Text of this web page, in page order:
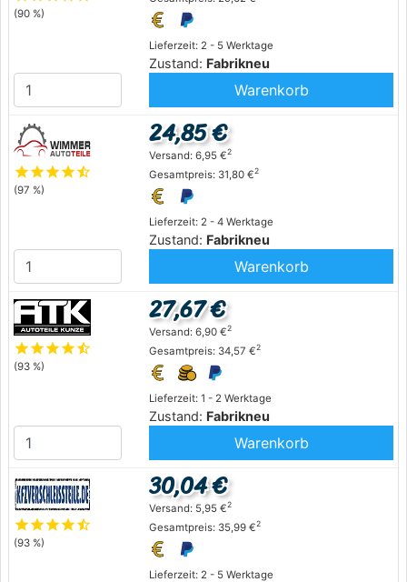
(90 %)
Lieferzeit: 2 - 5 Werktage
Zustand: Fabrikneu
Warenkorb
starstarstarstarstar_half
(97 %)
Lieferzeit: 2 - 4 Werktage
Zustand: Fabrikneu
24,85 €
Versand: 6,95 €2
Gesamtpreis: 31,80 €2
Warenkorb
starstarstarstarstar_half
(93 %)
Lieferzeit: 1 - 2 Werktage
Zustand: Fabrikneu
27,67 €
Versand: 6,90 €2
Gesamtpreis: 34,57 €2
Warenkorb
starstarstarstarstar_half
(93 %)
Lieferzeit: 2 - 5 Werktage
30,04 €
Versand: 5,95 €2
Gesamtpreis: 35,99 €2